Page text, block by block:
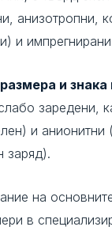
анизотропни,
и
и знака
заредени,
и
заряд).
на
в